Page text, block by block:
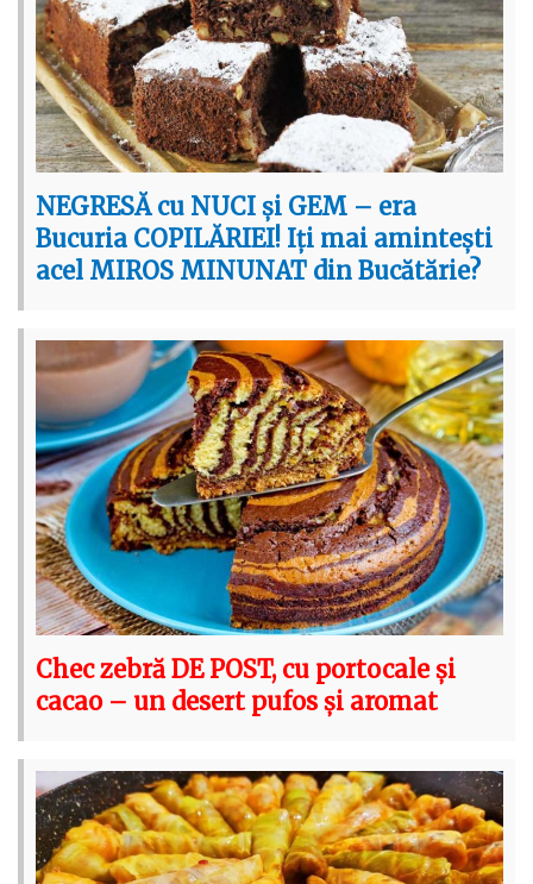
NEGRESĂ cu NUCI și GEM – era
Bucuria COPILĂRIEI! Iți mai amintești
acel MIROS MINUNAT din Bucătărie?
Chec zebră DE POST, cu portocale și
cacao – un desert pufos și aromat